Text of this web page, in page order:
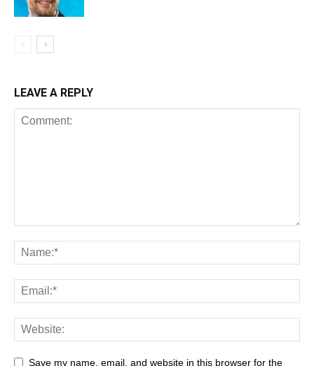
LEAVE A REPLY
Save my name, email, and website in this browser for the